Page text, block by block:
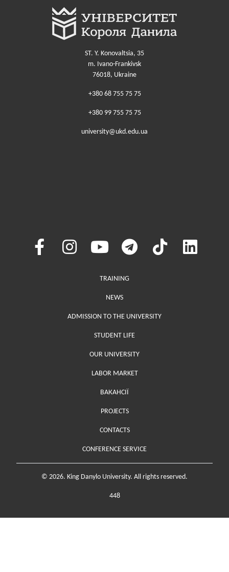
ST. Y. Konovaltsia, 35
m. Ivano-Frankivsk
76018, Ukraine
+380 68 755 75 75
+380 99 755 75 75
university@ukd.edu.ua
Меню у хедері
TRAINING
NEWS
ADMISSION TO THE UNIVERSITY
STUDENT LIFE
OUR UNIVERSITY
LABOR MARKET
ВАКАНСІЇ
PROJECTS
Меню у футері (додаткове)
CONTACTS
CONFERENCE SERVICE
© 2026. King Danylo University. All rights reserved.
448